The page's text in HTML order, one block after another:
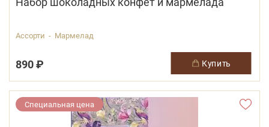
Ассорти - Мармелад
890 ₽ купить
Специальная цена